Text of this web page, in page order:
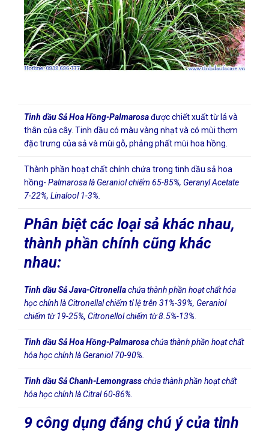
Tinh dầu Sả Hoa Hồng-Palmarosađược chiết xuất từ lá và
thân của cây. Tinh dầu có màu vàng nhạt và có mùi thơm
đặc trưng của sả và mùi gỗ, phảng phất mùi hoa hồng.
Thành phần hoạt chất chính chứa trong tinh dầu sả hoa
hồng- Palmarosa là Geraniol chiếm 65-85%, Geranyl Acetate
7-22%, Linalool 1-3%.
Phân biệt các loại sả khác nhau,
thành phần chính cũng khác
nhau:
Tinh dầu Sả Java-Citronellachứa thành phần hoạt chất hóa
học chính là Citronellal chiếm tỉ lệ trên 31%-39%, Geraniol
chiếm từ 19-25%, Citronellol chiếm từ 8.5%-13%.
Tinh dầu Sả Hoa Hồng-Palmarosachứa thành phần hoạt chất
hóa học chính là Geraniol 70-90%.
Tinh dầu Sả Chanh-Lemongrasschứa thành phần hoạt chất
hóa học chính là Citral 60-86%.
9 công dụng đáng chú ý của tinh